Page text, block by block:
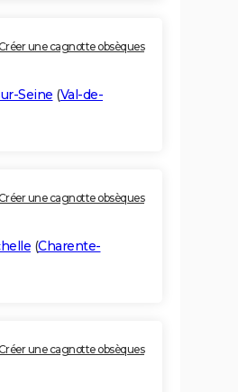
une cagnotte obsèques
Seine (Val-de-
une cagnotte obsèques
(Charente-
une cagnotte obsèques